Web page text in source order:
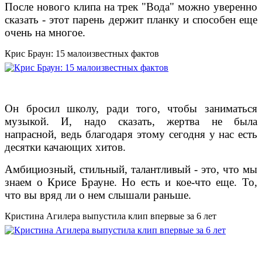
После нового клипа на трек "Вода" можно уверенно
сказать - этот парень держит планку и способен еще
очень на многое.
Крис Браун: 15 малоизвестных фактов
Он бросил школу, ради того, чтобы заниматься
музыкой. И, надо сказать, жертва не была
напрасной, ведь благодаря этому сегодня у нас есть
десятки качающих хитов.
Амбициозный, стильный, талантливый - это, что мы
знаем о Крисе Брауне. Но есть и кое-что еще. То,
что вы вряд ли о нем слышали раньше.
Кристина Агилера выпустила клип впервые за 6 лет